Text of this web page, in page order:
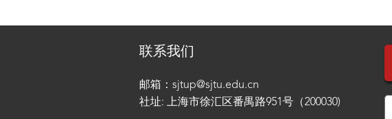
联系我们
邮箱：sjtup@sjtu.edu.cn
社址: 上海市徐汇区番禺路951号（200030)